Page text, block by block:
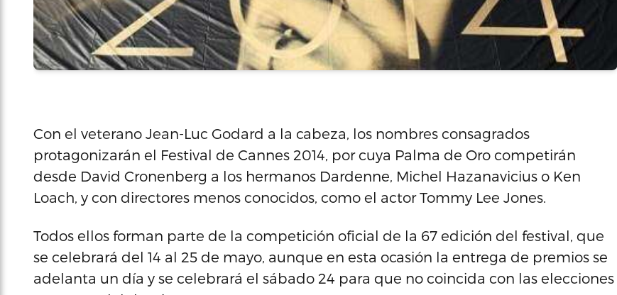
Con el veterano Jean-Luc Godard a la cabeza, los nombres consagrados
protagonizarán el Festival de Cannes 2014, por cuya Palma de Oro competirán
desde David Cronenberg a los hermanos Dardenne, Michel Hazanavicius o Ken
Loach, y con directores menos conocidos, como el actor Tommy Lee Jones.
Todos ellos forman parte de la competición oficial de la 67 edición del festival, que
se celebrará del 14 al 25 de mayo, aunque en esta ocasión la entrega de premios se
adelanta un día y se celebrará el sábado 24 para que no coincida con las elecciones